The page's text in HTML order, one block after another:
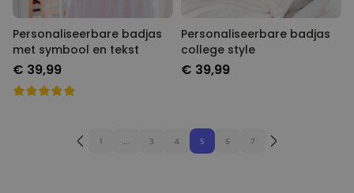
Personaliseerbare badjas
met symbool en tekst
€ 39,99
Personaliseerbare badjas
college style
€ 39,99
1 ... 3 4 5 6 7